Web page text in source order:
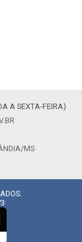
A SEXTA-FEIRA)
MS